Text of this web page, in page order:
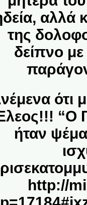
αλλά
της
δείπνο με
ότι
“Ο
ήταν
http://